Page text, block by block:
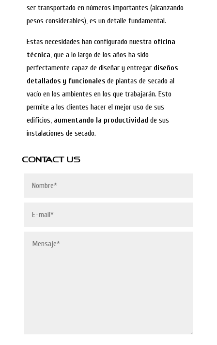
ser transportado en números importantes (alcanzando
pesos considerables), es un detalle fundamental.
Estas necesidades han configurado nuestra oficina
técnica, que a lo largo de los años ha sido
perfectamente capaz de diseñar y entregar diseños
detallados y funcionalesde plantas de secado al
vacío en los ambientes en los que trabajarán. Esto
permite a los clientes hacer el mejor uso de sus
edificios,aumentando la productividad de sus
instalaciones de secado.
CONTACT US